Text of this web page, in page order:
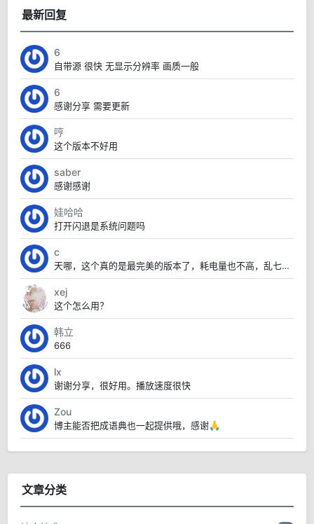
最新回复
6
自带源 很快 无显示分辨率 画质一般
6
感谢分享 需要更新
哼
这个版本不好用
saber
感谢感谢
娃哈哈
打开闪退是系统问题吗
c
天哪，这个真的是最完美的版本了，耗电量也不高，乱七八糟的也没有，太赞了
xej
这个怎么用？
韩立
666
lx
谢谢分享，很好用。播放速度很快
Zou
博主能否把成语典也一起提供哦，感谢🙏
文章分类